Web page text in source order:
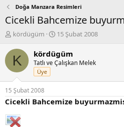
Doğa Manzara Resimleri
Cicekli Bahcemize
K
n
b
y
u
b
a
ş
l
kördügüm
B
ş
l
a
ı
ç
15 Şubat 2008
K kördügüm
Tatlı ve Çalışkan Melek
Üye
15 Şubat 2008
Cicekli Bahcemize